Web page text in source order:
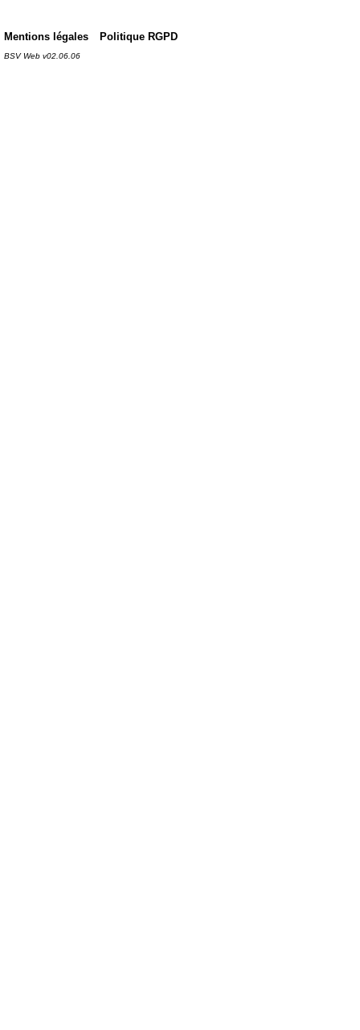
Mentions légales Politique RGPD
BSV Web v02.06.06